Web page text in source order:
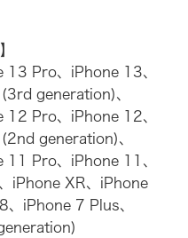
Pro、iPhone 13、
generation)、
Pro、iPhone 12、
generation)、
Pro、iPhone 11、
iPhone XR、iPhone
iPhone 7 Plus、